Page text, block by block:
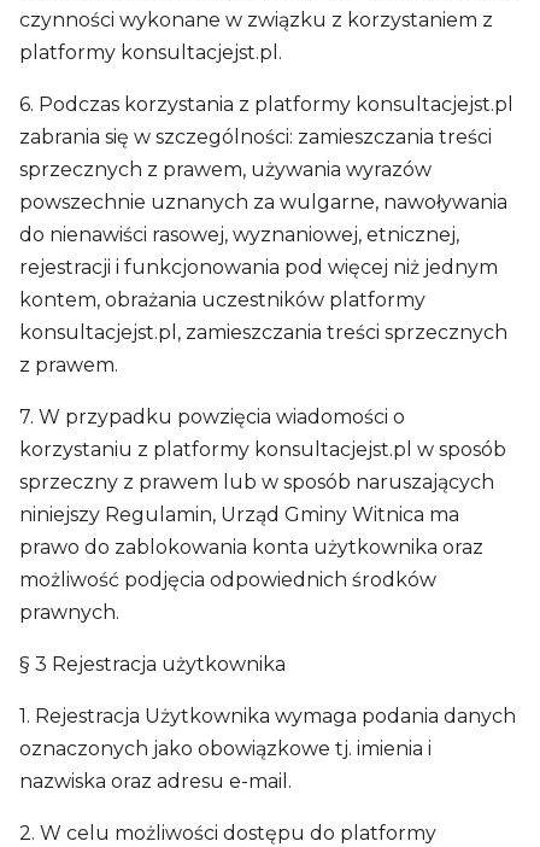
czynności wykonane w związku z korzystaniem z
platformy konsultacjejst.pl.
6. Podczas korzystania z platformy konsultacjejst.pl
zabrania się w szczególności: zamieszczania treści
sprzecznych z prawem, używania wyrazów
powszechnie uznanych za wulgarne, nawoływania
do nienawiści rasowej, wyznaniowej, etnicznej,
rejestracji i funkcjonowania pod więcej niż jednym
kontem, obrażania uczestników platformy
konsultacjejst.pl, zamieszczania treści sprzecznych
z prawem.
7. W przypadku powzięcia wiadomości o
korzystaniu z platformy konsultacjejst.pl w sposób
sprzeczny z prawem lub w sposób naruszających
niniejszy Regulamin, Urząd Gminy Witnica ma
prawo do zablokowania konta użytkownika oraz
możliwość podjęcia odpowiednich środków
prawnych.
§ 3 Rejestracja użytkownika
1. Rejestracja Użytkownika wymaga podania danych
oznaczonych jako obowiązkowe tj. imienia i
nazwiska oraz adresu e-mail.
2. W celu możliwości dostępu do platformy